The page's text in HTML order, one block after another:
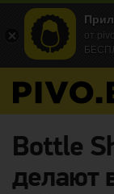
Bottle
делают
от